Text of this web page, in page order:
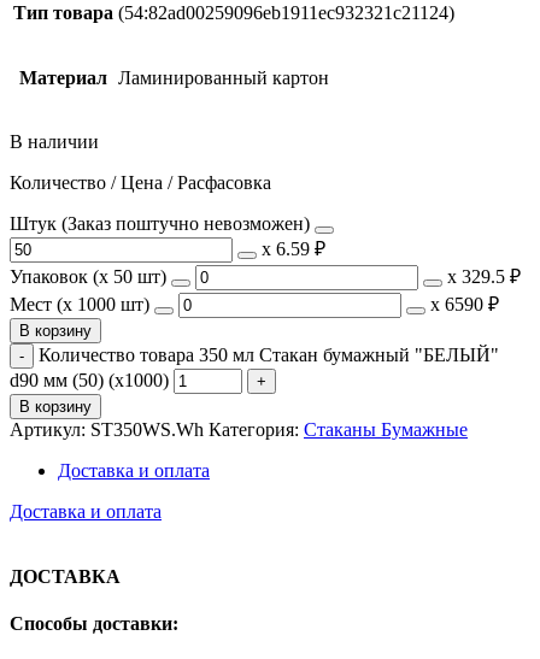
Тип товара (54:82ad00259096eb1911ec932321c21124)
Материал Ламинированный картон
В наличии
Количество / Цена / Расфасовка
Штук (Заказ поштучно невозможен)
х 6.59 ₽
Упаковок (x 50 шт)
х 329.5 ₽
Мест (x 1000 шт)
х 6590 ₽
В корзину
Количество товара 350 мл Стакан бумажный "БЕЛЫЙ"
d90 мм (50) (х1000)
В корзину
Артикул: ST350WS.Wh Категория: Стаканы Бумажные
Доставка и оплата
Доставка и оплата
ДОСТАВКА
Способы доставки: